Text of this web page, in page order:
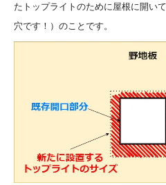
たトップライトのために屋根に開い
穴です！）のことです。